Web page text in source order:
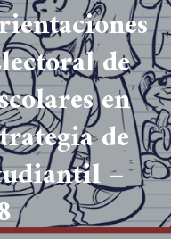
de
en
de
–